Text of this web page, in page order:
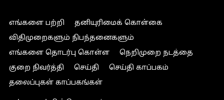
எங்களை பற்றி
தனியுரிமைக் கொள்கை
விதிமுறைகளும் நிபந்தனைகளும்
எங்களை தொடர்பு கொள்ள
நெறிமுறை நடத்தை
குறை நிவர்த்தி
செய்தி
செய்தி காப்பகம்
தலைப்புகள் காப்பகங்கள்